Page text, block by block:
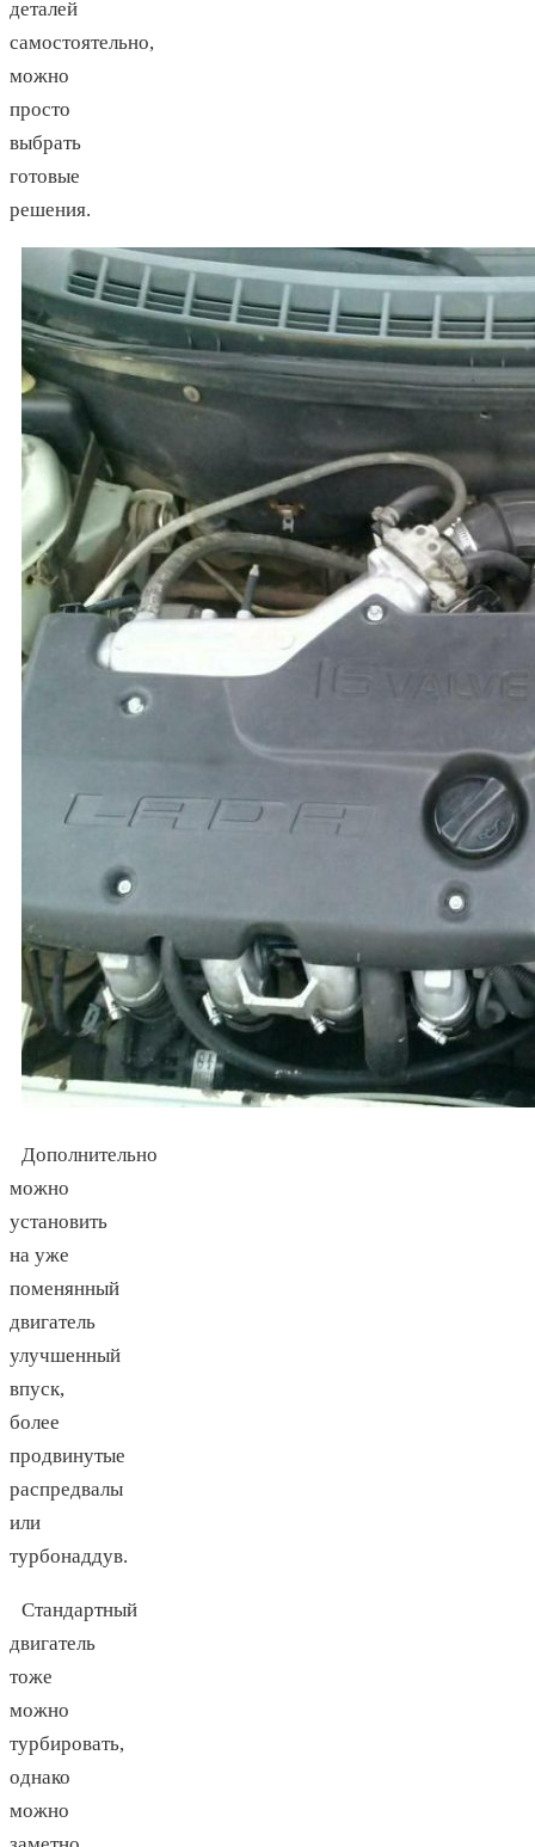
деталей
самостоятельно,
можно
просто
выбрать
готовые
решения.
Дополнительно
можно
установить
на уже
поменянный
двигатель
улучшенный
впуск,
более
продвинутые
распредвалы
или
турбонаддув.
Стандартный
двигатель
тоже
можно
турбировать,
однако
можно